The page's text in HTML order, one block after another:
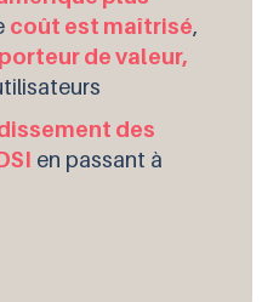
coût est maîtrisé,
porteur de valeur,
des
en passant à